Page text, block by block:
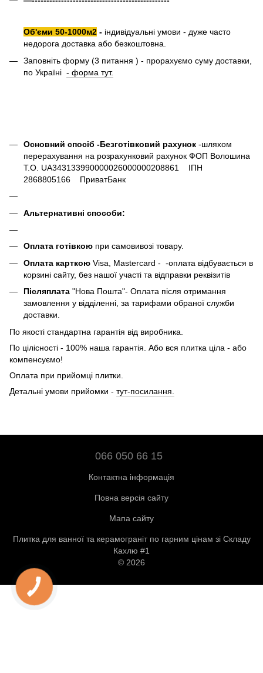
Об'єми 50-1000м2 - індивідуальні умови - дуже часто
недорога доставка або безкоштовна.
Заповніть форму (3 питання ) - прорахуємо суму доставки,
по Україні - форма тут.
Основний спосіб -Безготівковий рахунок -шляхом
перерахування на розрахунковий рахунок ФОП Волошина
Т.О. UA343133990000026000000208861 ІПН
2868805166 ПриватБанк
Альтернативні способи:
Оплата готівкою при самовивозі товару.
Оплата карткою Visa, Mastercard - -оплата відбувається в
корзині сайту, без нашої участі та відправки реквізитів
Післяплата "Нова Пошта"- Оплата після отримання
замовлення у відділенні, за тарифами обраної служби
доставки.
По якості стандартна гарантія від виробника.
По цілісності - 100% наша гарантія. Або вся плитка ціла - або
компенсуємо!
Оплата при прийомці плитки.
Детальні умови прийомки - тут-посилання.
066 050 66 15
Контактна інформація
Повна версія сайту
Мапа сайту
Плитка для ванної та керамограніт по гарним цінам зі Складу
Кахлю #1
© 2026